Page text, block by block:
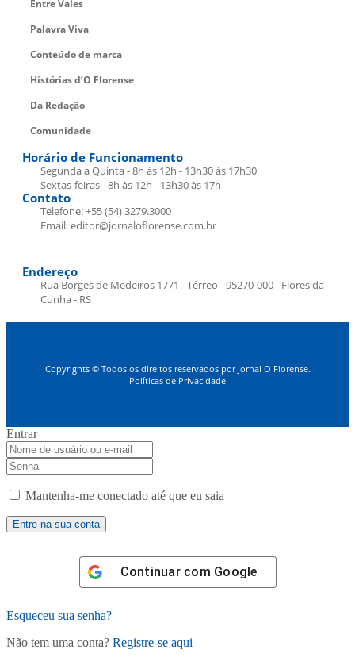
Entre Vales
Palavra Viva
Conteúdo de marca
Histórias d’O Florense
Da Redação
Comunidade
Horário de Funcionamento
Segunda a Quinta - 8h às 12h - 13h30 às 17h30
Sextas-feiras - 8h às 12h - 13h30 às 17h
Contato
Telefone: +55 (54) 3279.3000
Email: editor@jornaloflorense.com.br
Endereço
Rua Borges de Medeiros 1771 - Térreo - 95270-000 - Flores da
Cunha - RS
Copyrights © Todos os direitos reservados por Jornal O Florense.
Políticas de Privacidade
Entrar
Mantenha-me conectado até que eu saia
Continuar com Google
Esqueceu sua senha?
Não tem uma conta? Registre-se aqui